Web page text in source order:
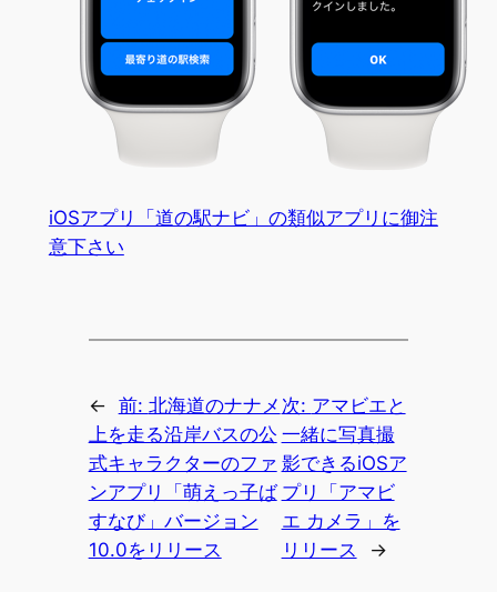
iOSアプリ「道の駅ナビ」の類似アプリに御注
意下さい
← 前: 北海道のナナメ
上を走る沿岸バスの公
式キャラクターのファ
ンアプリ「萌えっ子ば
すなび」バージョン
10.0をリリース
次: アマビエと
一緒に写真撮
影できるiOSア
プリ「アマビ
エ カメラ」を
リリース
→